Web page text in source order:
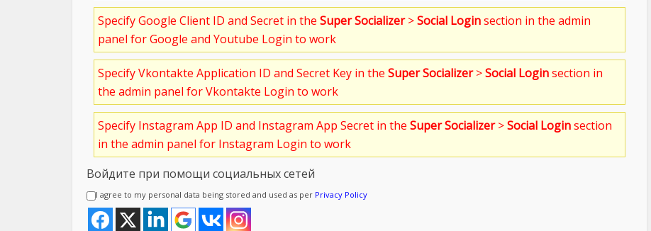
Specify Google Client ID and Secret in the Super Socializer>Social Loginsection in the admin
panel for Google and Youtube Login to work
Specify Vkontakte Application ID and Secret Key in the Super Socializer>Social Loginsection in
the admin panel for Vkontakte Login to work
Specify Instagram App ID and Instagram App Secret in the Super Socializer>Social Loginsection
in the admin panel for Instagram Login to work
Войдите при помощи социальных сетей
I agree to my personal data being stored and used as per Privacy Policy